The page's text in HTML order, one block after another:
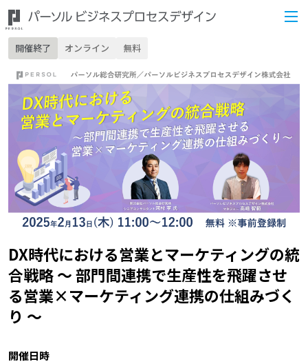
開催終了 オンライン 無料
DX時代における営業とマーケティングの統
合戦略 ～ 部門間連携で生産性を飛躍させ
る営業×マーケティング連携の仕組みづく
り ～
開催日時